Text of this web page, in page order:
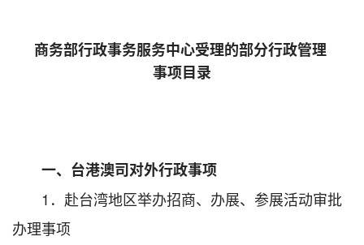
商务部行政事务服务中心受理的部分行政管理
事项目录
一、台港澳司对外行政事项
1．赴台湾地区举办招商、办展、参展活动审批
办理事项